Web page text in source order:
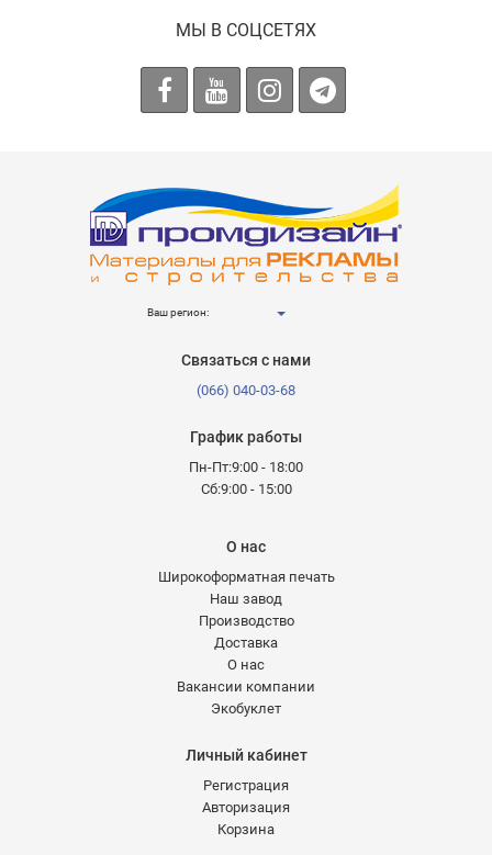
МЫ В СОЦСЕТЯХ
Ваш регион:
Связаться с нами
(066) 040-03-68
График работы
Пн-Пт:9:00 - 18:00
Сб:9:00 - 15:00
О нас
Широкоформатная печать
Наш завод
Производство
Доставка
О нас
Вакансии компании
Экобуклет
Личный кабинет
Регистрация
Авторизация
Корзина